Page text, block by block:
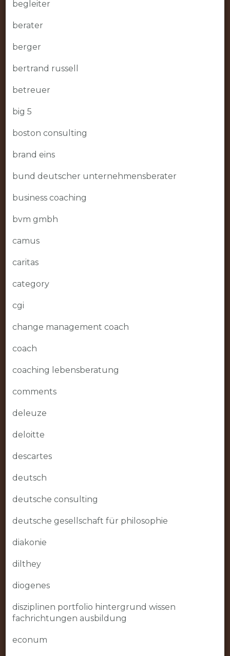
begleiter
berater
berger
bertrand russell
betreuer
big 5
boston consulting
brand eins
bund deutscher unternehmensberater
business coaching
bvm gmbh
camus
caritas
category
cgi
change management coach
coach
coaching lebensberatung
comments
deleuze
deloitte
descartes
deutsch
deutsche consulting
deutsche gesellschaft für philosophie
diakonie
dilthey
diogenes
disziplinen portfolio hintergrund wissen
fachrichtungen ausbildung
econum